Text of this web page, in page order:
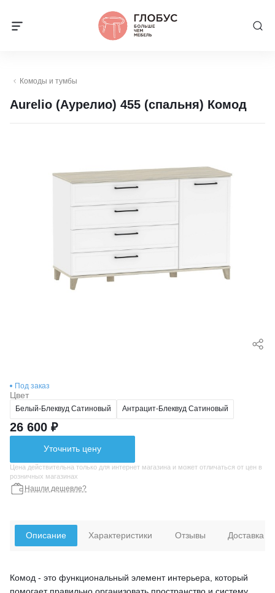
Комоды и тумбы
Aurelio (Аурелио) 455 (спальня) Комод
Под заказ
Цвет
Белый-Блеквуд Сатиновый Антрацит-Блеквуд Сатиновый
26 600 ₽
Уточнить цену
Цена действительна только для интернет магазина и может отличаться от цен в
розничных магазинах
Нашли дешевле?
Описание
Комод - это функциональный элемент интерьера, который
Характеристики Отзывы Доставка